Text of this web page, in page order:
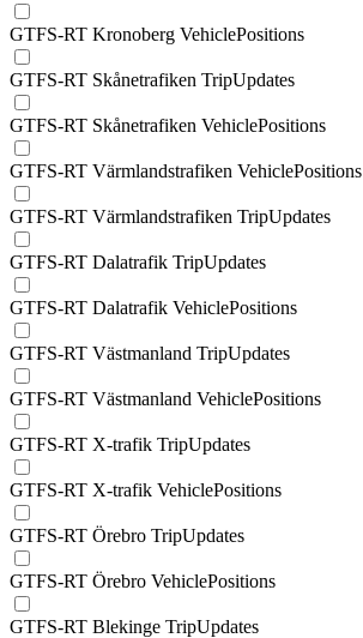
GTFS-RT Kronoberg VehiclePositions
GTFS-RT Skånetrafiken TripUpdates
GTFS-RT Skånetrafiken VehiclePositions
GTFS-RT Värmlandstrafiken VehiclePositions
GTFS-RT Värmlandstrafiken TripUpdates
GTFS-RT Dalatrafik TripUpdates
GTFS-RT Dalatrafik VehiclePositions
GTFS-RT Västmanland TripUpdates
GTFS-RT Västmanland VehiclePositions
GTFS-RT X-trafik TripUpdates
GTFS-RT X-trafik VehiclePositions
GTFS-RT Örebro TripUpdates
GTFS-RT Örebro VehiclePositions
GTFS-RT Blekinge TripUpdates